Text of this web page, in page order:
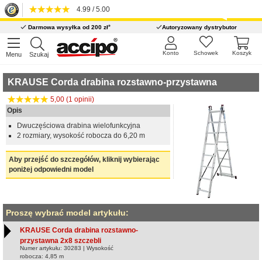
4.99 / 5.00
Darmowa wysyłka od 200 zł* Autoryzowany dystrybutor
Menu Szukaj Koszyk
Schowek
Konto
KRAUSE Corda drabina rozstawno-przystawna
5,00 (1 opinii)
Opis
Dwuczęściowa drabina wielofunkcyjna
2 rozmiary, wysokość robocza do 6,20 m
Aby przejść do szczegółów, kliknij wybierając
poniżej odpowiedni model
Proszę wybrać model artykułu:
KRAUSE Corda drabina rozstawno-
przystawna 2x8 szczebli
Numer artykułu: 30283 | Wysokość
robocza: 4,85 m